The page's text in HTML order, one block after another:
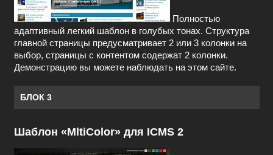
Полностью
адаптивный легкий шаблон в голубых тонах. Структура
главной страницы предусматривает 2 или 3 колонки на
выбор, страницы с контентом содержат 2 колонки.
Демонстрацию вы можете наблюдать на этом сайте.
БЛОК 3
Шаблон «MltiColor» для ICMS 2